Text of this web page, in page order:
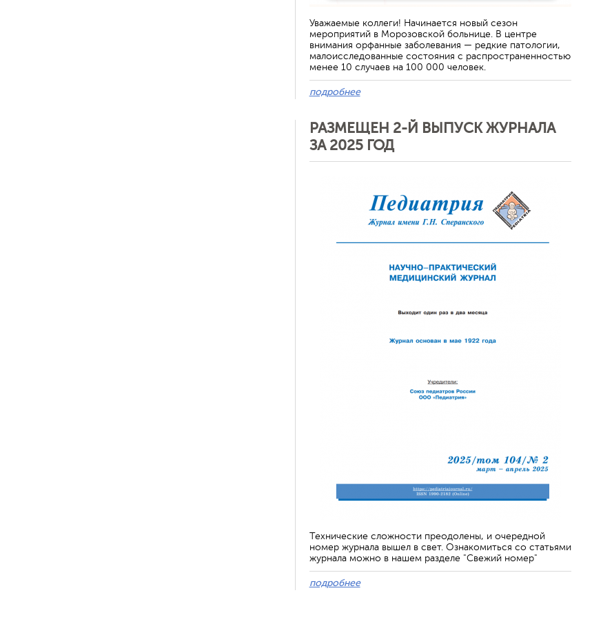
Уважаемые коллеги! Начинается новый сезон
мероприятий в Морозовской больнице. В центре
внимания орфанные заболевания — редкие патологии,
малоисследованные состояния с распространенностью
менее 10 случаев на 100 000 человек.
подробнее
РАЗМЕЩЕН 2-Й ВЫПУСК ЖУРНАЛА
ЗА 2025 ГОД
Технические сложности преодолены, и очередной
номер журнала вышел в свет. Ознакомиться со статьями
журнала можно в нашем разделе "Свежий номер"
подробнее